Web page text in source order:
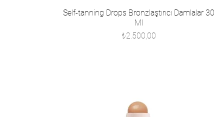
Self-tanning Drops Bronzlaştırıcı Damlalar 30
Ml
Fiyat
₺2.500,00